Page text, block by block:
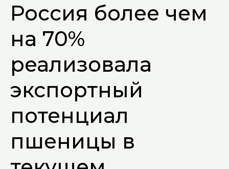
Россия более чем
на 70%
реализовала
экспортный
потенциал
пшеницы в